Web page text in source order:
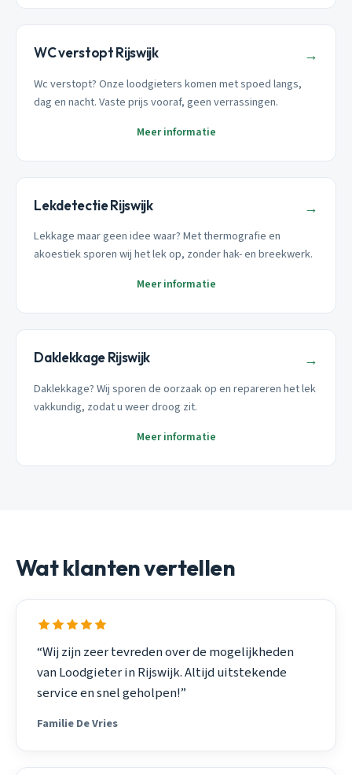
WC verstopt Rijswijk →
Wc verstopt? Onze loodgieters komen met spoed langs,
dag en nacht. Vaste prijs vooraf, geen verrassingen.
Meer informatie
Lekdetectie Rijswijk →
Lekkage maar geen idee waar? Met thermografie en
akoestiek sporen wij het lek op, zonder hak- en breekwerk.
Meer informatie
Daklekkage Rijswijk →
Daklekkage? Wij sporen de oorzaak op en repareren het lek
vakkundig, zodat u weer droog zit.
Meer informatie
Wat klanten vertellen
“Wij zijn zeer tevreden over de mogelijkheden
van Loodgieter in Rijswijk. Altijd uitstekende
service en snel geholpen!”
Familie De Vries